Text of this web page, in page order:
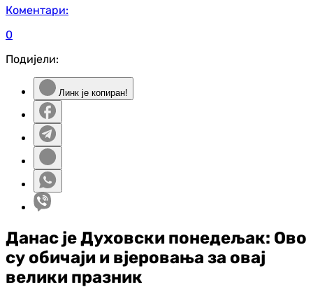
Коментари:
0
Подијели:
Линк је копиран!
Данас је Духовски понедељак: Ово
су обичаји и вјеровања за овај
велики празник